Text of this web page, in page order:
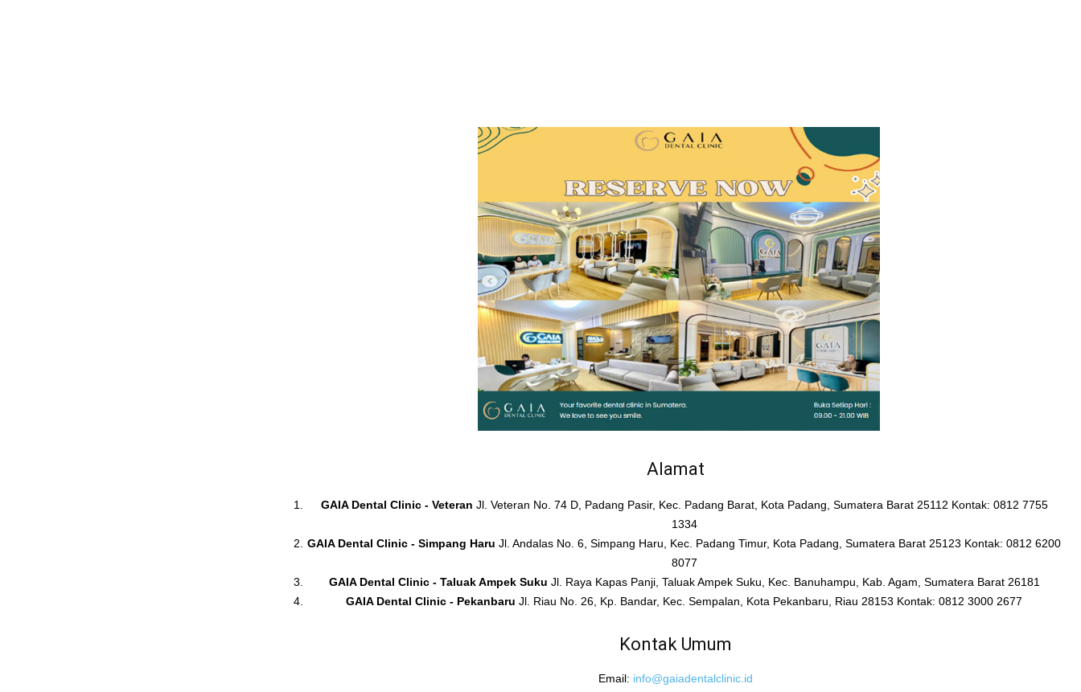
Alamat
GAIA Dental Clinic - Veteran Jl. Veteran No. 74 D, Padang Pasir, Kec. Padang Barat, Kota Padang, Sumatera Barat 25112 Kontak: 0812 7755
1334
GAIA Dental Clinic - Simpang Haru Jl. Andalas No. 6, Simpang Haru, Kec. Padang Timur, Kota Padang, Sumatera Barat 25123 Kontak: 0812 6200
8077
GAIA Dental Clinic - Taluak Ampek Suku Jl. Raya Kapas Panji, Taluak Ampek Suku, Kec. Banuhampu, Kab. Agam, Sumatera Barat 26181
GAIA Dental Clinic - Pekanbaru Jl. Riau No. 26, Kp. Bandar, Kec. Sempalan, Kota Pekanbaru, Riau 28153 Kontak: 0812 3000 2677
Kontak Umum
Email: info@gaiadentalclinic.id